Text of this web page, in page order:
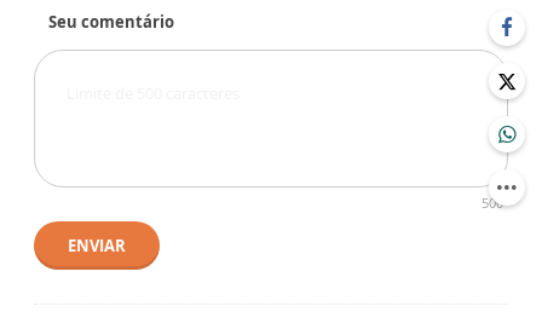
Seu comentário
500
ENVIAR